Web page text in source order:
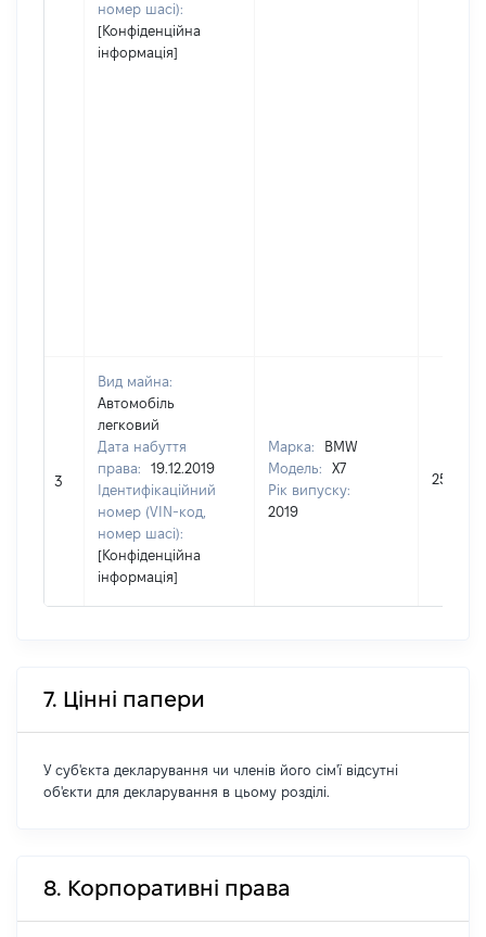
номер шасі):
[Конфіденційна
інформація]
3
Вид майна:
Автомобіль
легковий
Дата набуття
права:
19.12.2019
Ідентифікаційний
номер (VIN-код,
номер шасі):
[Конфіденційна
інформація]
Марка:
BMW
Модель:
X7
Рік випуску:
2019
7. Цінні папери
У суб'єкта декларування чи членів його сім'ї відсутні
об'єкти для декларування в цьому розділі.
8. Корпоративні права